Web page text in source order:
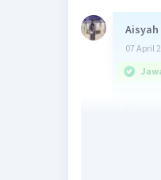
Aisyah
07 April
dari